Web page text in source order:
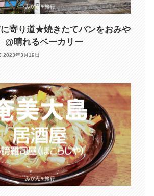
寄り道★焼きたてパンをおみや
晴れるベーカリー
2023年3月19日